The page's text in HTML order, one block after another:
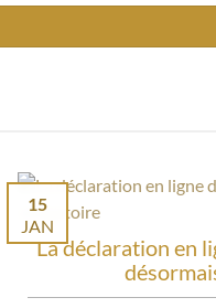
La déclaration en
15
JAN